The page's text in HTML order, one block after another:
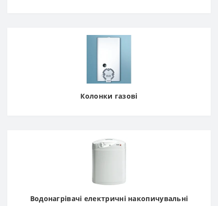
Колонки газові
Водонагрівачі електричні накопичувальні